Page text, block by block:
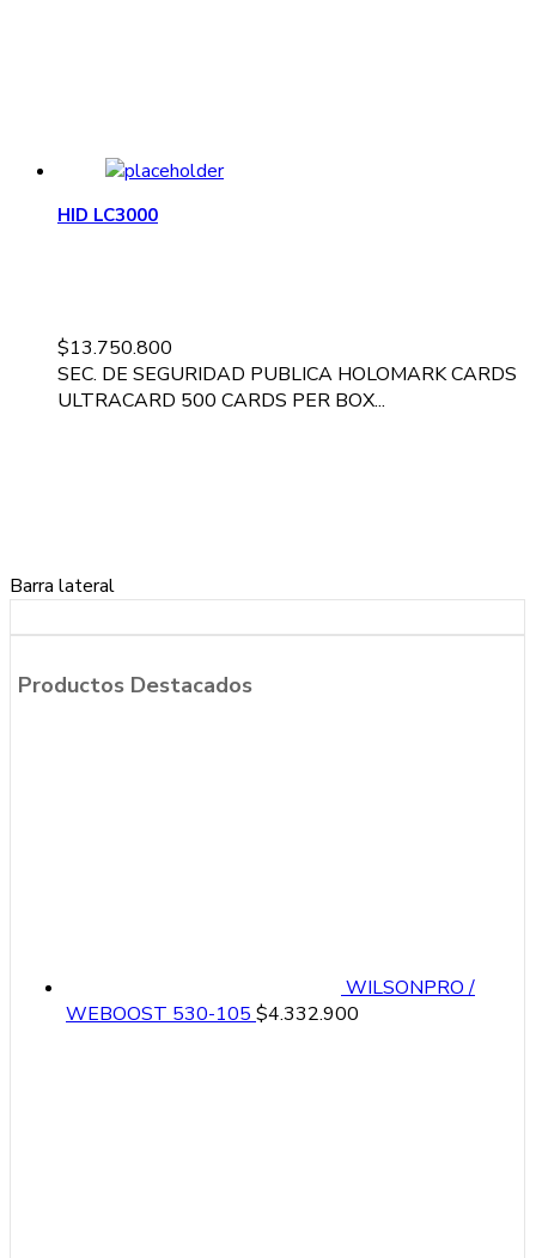
HID LC3000
$13.750.800
SEC. DE SEGURIDAD PUBLICA HOLOMARK CARDS
ULTRACARD 500 CARDS PER BOX...
Barra lateral
Productos Destacados
WILSONPRO /
WEBOOST 530-105 $4.332.900